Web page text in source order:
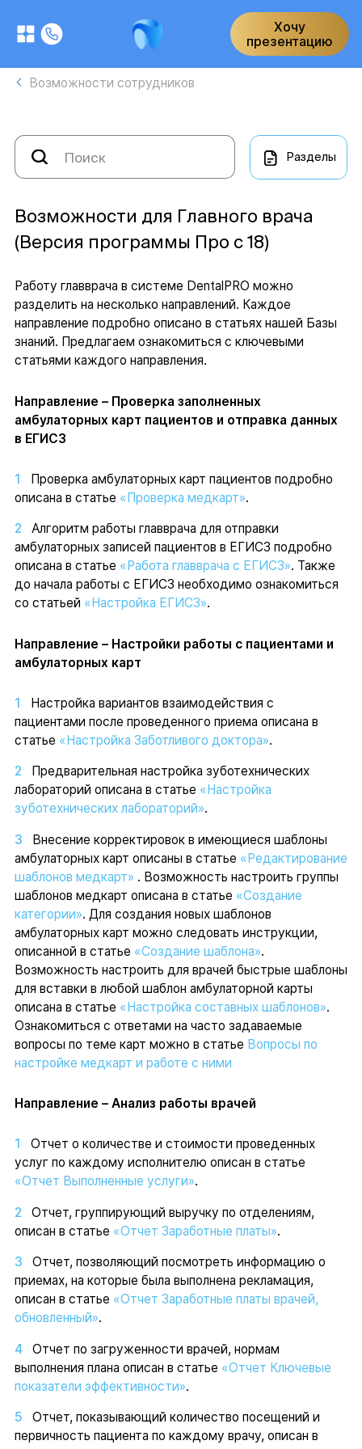
Хочу
презентацию
Возможности сотрудников
Разделы
Возможности для Главного врача
(Версия программы Про с 18)
Работу главврача в системе DentalPRO можно
разделить на несколько направлений. Каждое
направление подробно описано в статьях нашей Базы
знаний. Предлагаем ознакомиться с ключевыми
статьями каждого направления.
Направление – Проверка заполненных
амбулаторных карт пациентов и отправка данных
в ЕГИСЗ
Проверка амбулаторных карт пациентов подробно
описана в статье «Проверка медкарт».
Алгоритм работы главврача для отправки
амбулаторных записей пациентов в ЕГИСЗ подробно
описана в статье «Работа главврача с ЕГИСЗ». Также
до начала работы с ЕГИСЗ необходимо ознакомиться
со статьей «Настройка ЕГИСЗ».
Направление – Настройки работы с пациентами и
амбулаторных карт
Настройка вариантов взаимодействия с
пациентами после проведенного приема описана в
статье «Настройка Заботливого доктора».
Предварительная настройка зуботехнических
лабораторий описана в статье «Настройка
зуботехнических лабораторий».
Внесение корректировок в имеющиеся шаблоны
амбулаторных карт описаны в статье «Редактирование
шаблонов медкарт» . Возможность настроить группы
шаблонов медкарт описана в статье «Создание
категории». Для создания новых шаблонов
амбулаторных карт можно следовать инструкции,
описанной в статье «Создание шаблона».
Возможность настроить для врачей быстрые шаблоны
для вставки в любой шаблон амбулаторной карты
описана в статье «Настройка составных шаблонов».
Ознакомиться с ответами на часто задаваемые
вопросы по теме карт можно в статье Вопросы по
настройке медкарт и работе с ними
Направление – Анализ работы врачей
Отчет о количестве и стоимости проведенных
услуг по каждому исполнителю описан в статье
«Отчет Выполненные услуги».
Отчет, группирующий выручку по отделениям,
описан в статье «Отчет Заработные платы».
Отчет, позволяющий посмотреть информацию о
приемах, на которые была выполнена рекламация,
описан в статье «Отчет Заработные платы врачей,
обновленный».
Отчет по загруженности врачей, нормам
выполнения плана описан в статье «Отчет Ключевые
показатели эффективности».
Отчет, показывающий количество посещений и
первичность пациента по каждому врачу, описан в